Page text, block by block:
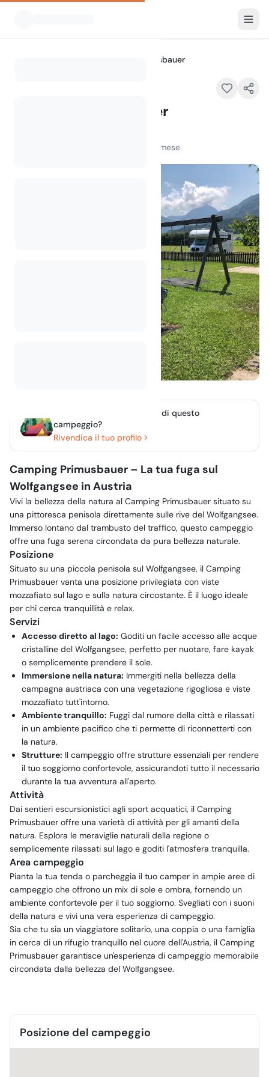
Camping Primusbauer
Camping Primusbauer
visualizzazioni nell'ultimo mese
Sei il proprietario o gestori di questo
campeggio?
Rivendica il tuo profilo
Camping Primusbauer – La tua fuga sul
Wolfgangsee in Austria
Vivi la bellezza della natura al Camping Primusbauer situato su
una pittoresca penisola direttamente sulle rive del Wolfgangsee.
Immerso lontano dal trambusto del traffico, questo campeggio
offre una fuga serena circondata da pura bellezza naturale.
Posizione
Situato su una piccola penisola sul Wolfgangsee, il Camping
Primusbauer vanta una posizione privilegiata con viste
mozzafiato sul lago e sulla natura circostante. È il luogo ideale
per chi cerca tranquillità e relax.
Servizi
Accesso diretto al lago: Goditi un facile accesso alle acque
cristalline del Wolfgangsee, perfetto per nuotare, fare kayak
o semplicemente prendere il sole.
Immersione nella natura: Immergiti nella bellezza della
campagna austriaca con una vegetazione rigogliosa e viste
mozzafiato tutt'intorno.
Ambiente tranquillo: Fuggi dal rumore della città e rilassati
in un ambiente pacifico che ti permette di riconnetterti con
la natura.
Strutture: Il campeggio offre strutture essenziali per rendere
il tuo soggiorno confortevole, assicurandoti tutto il necessario
durante la tua avventura all'aperto.
Attività
Dai sentieri escursionistici agli sport acquatici, il Camping
Primusbauer offre una varietà di attività per gli amanti della
natura. Esplora le meraviglie naturali della regione o
semplicemente rilassati sul lago e goditi l'atmosfera tranquilla.
Area campeggio
Pianta la tua tenda o parcheggia il tuo camper in ampie aree di
campeggio che offrono un mix di sole e ombra, fornendo un
ambiente confortevole per il tuo soggiorno. Svegliati con i suoni
della natura e vivi una vera esperienza di campeggio.
Sia che tu sia un viaggiatore solitario, una coppia o una famiglia
in cerca di un rifugio tranquillo nel cuore dell'Austria, il Camping
Primusbauer garantisce un'esperienza di campeggio memorabile
circondata dalla bellezza del Wolfgangsee.
Posizione del campeggio